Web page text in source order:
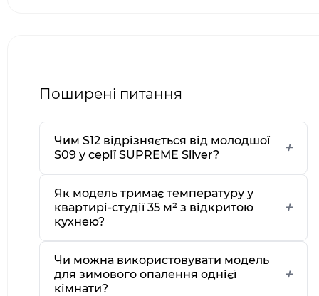
Поширені питання
Чим S12 відрізняється від молодшої
S09 у серії SUPREME Silver?
Як модель тримає температуру у
квартирі-студії 35 м² з відкритою
кухнею?
Чи можна використовувати модель
для зимового опалення однієї
кімнати?